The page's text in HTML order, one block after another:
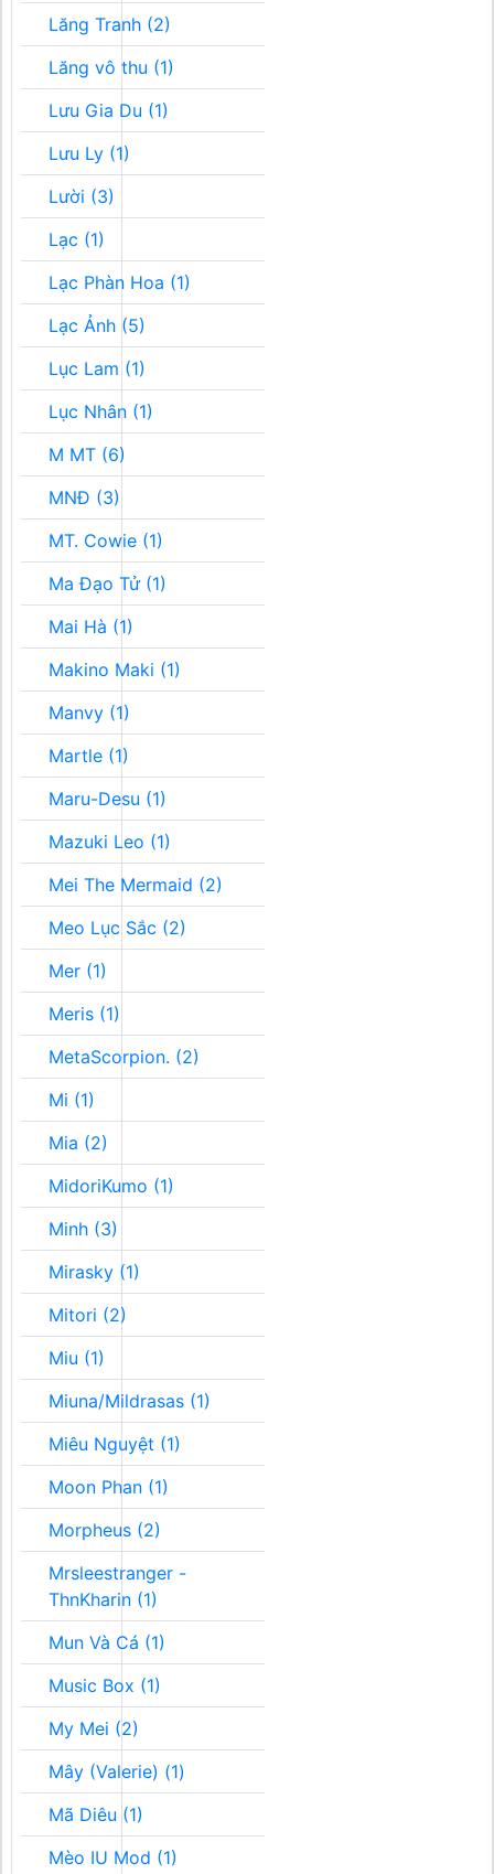
Lăng Tranh (2)
Lăng vô thu (1)
Lưu Gia Du (1)
Lưu Ly (1)
Lười (3)
Lạc (1)
Lạc Phàn Hoa (1)
Lạc Ảnh (5)
Lục Lam (1)
Lục Nhân (1)
M MT (6)
MNĐ (3)
MT. Cowie (1)
Ma Đạo Tử (1)
Mai Hà (1)
Makino Maki (1)
Manvy (1)
Martle (1)
Maru-Desu (1)
Mazuki Leo (1)
Mei The Mermaid (2)
Meo Lục Sắc (2)
Mer (1)
Meris (1)
MetaScorpion. (2)
Mi (1)
Mia (2)
MidoriKumo (1)
Minh (3)
Mirasky (1)
Mitori (2)
Miu (1)
Miuna/Mildrasas (1)
Miêu Nguyệt (1)
Moon Phan (1)
Morpheus (2)
Mrsleestranger -
ThnKharin (1)
Mun Và Cá (1)
Music Box (1)
My Mei (2)
Mây (Valerie) (1)
Mã Diêu (1)
Mèo IU Mod (1)